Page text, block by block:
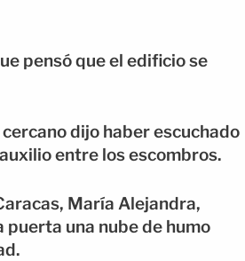
pensó que el edificio se
dijo haber escuchado
entre los escombros.
María Alejandra,
puerta una nube de humo